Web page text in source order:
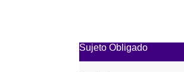
Sujeto Obligado